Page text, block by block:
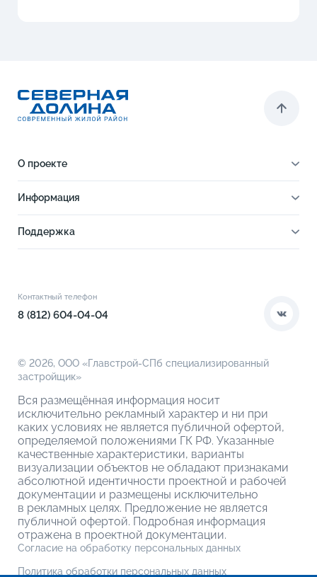
О проекте
Инфраструктура
Благоустройство
Информация
Поддержка
О компании
Контактный телефон
8 (812) 604-04-04
© 2026, ООО «Главстрой-СПб специализированный
застройщик»
Вся размещённая информация носит
исключительно рекламный характер и ни при
каких условиях не является публичной офертой,
определяемой положениями ГК РФ. Указанные
качественные характеристики, варианты
визуализации объектов не обладают признаками
абсолютной идентичности проектной и рабочей
документации и размещены исключительно
в рекламных целях. Предложение не является
публичной офертой. Подробная информация
отражена в проектной документации.
Согласие на обработку персональных данных
Политика обработки персональных данных